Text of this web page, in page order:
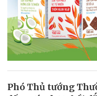
Phó Thủ tướng